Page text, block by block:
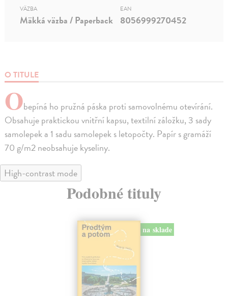
O TITULE
Obepíná ho pružná páska proti samovolnému otevírání.
Obsahuje praktickou vnitřní kapsu, textilní záložku, 3 sady
samolepek a 1 sadu samolepek s letopočty. Papír s gramáží
70 g/m2 neobsahuje kyseliny.
VÄZBA
Mäkká väzba / Paperback
EAN
8056999270452
High-contrast mode
Podobné tituly
novinka